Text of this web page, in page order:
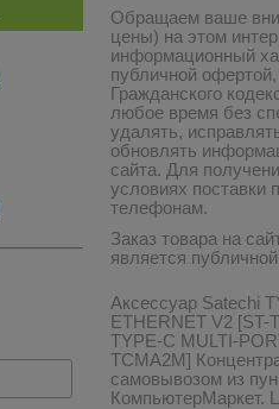
Обращаем ваше
цены) на этом
информационный
публичной
Гражданского
любое время без
удалять,
обновлять
сайта. Для
условиях поставки
телефонам.
Заказ товара на
является
Аксессуар Satechi
ETHERNET V2 [ST-
TYPE-C MULTI-
TCMA2M]
самовывозом из
КомпьютерМаркет.